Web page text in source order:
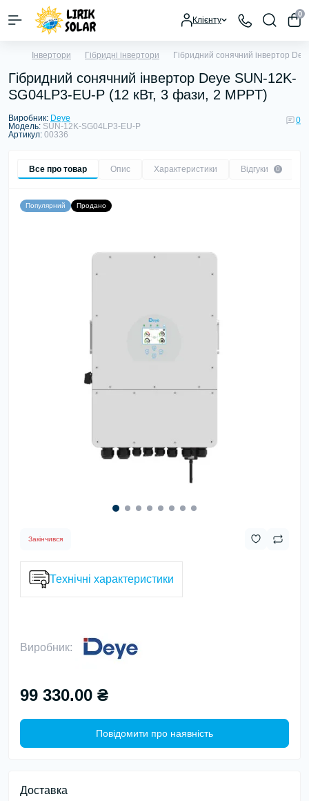
Клієнту
0
Інвертори Гібридні інвертори Гібридний сонячний інвертор
Гібридний сонячний інвертор Deye SUN-12K-
SG04LP3-EU-P (12 кВт, 3 фази, 2 MPPT)
Виробник: Deye
Модель: SUN-12K-SG04LP3-EU-P
Артикул: 00336
0
Все про товар Опис Характеристики Відгуки 0
Популярний Продано
Закінчився
Технічні характеристики
Виробник:
99 330.00 ₴
Повідомити про наявність
Доставка